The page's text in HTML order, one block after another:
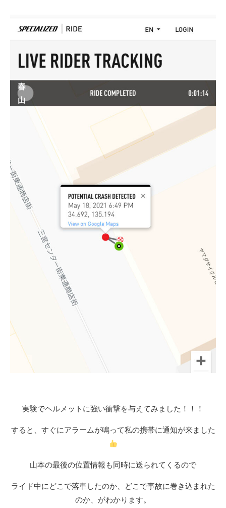
実験でヘルメットに強い衝撃を与えてみました！！！
すると、すぐにアラームが鳴って私の携帯に通知が来ました
山本の最後の位置情報も同時に送られてくるので
ライド中にどこで落車したのか、どこで事故に巻き込まれた
のか、がわかります。